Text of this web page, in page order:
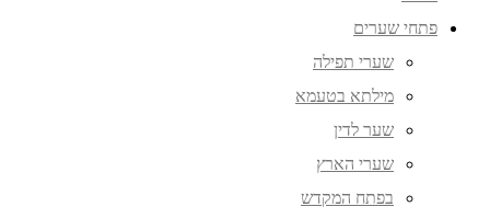
פתחי שערים
שערי תפילה
מילתא בטעמא
שער לדין
שערי הארץ
בפתח המקדש